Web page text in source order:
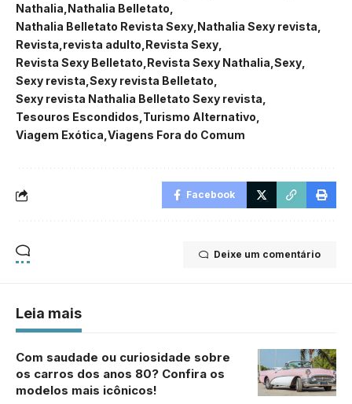
Nathalia Nathalia Belletato
Nathalia Belletato Revista Sexy Nathalia Sexy revista
Revista revista adulto Revista Sexy
Revista Sexy Belletato Revista Sexy Nathalia Sexy
Sexy revista Sexy revista Belletato
Sexy revista Nathalia Belletato Sexy revista
Tesouros Escondidos Turismo Alternativo
Viagem Exótica Viagens Fora do Comum
Facebook
Deixe um comentário
Leia mais
Com saudade ou curiosidade sobre
os carros dos anos 80? Confira os
modelos mais icônicos!